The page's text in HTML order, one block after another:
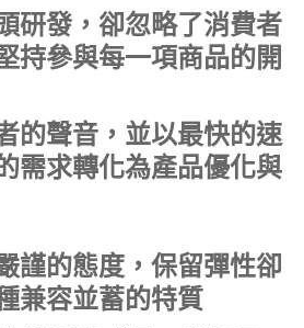
研發，卻忽略了消費者
持參與每一項商品的開
的聲音，並以最快的速
需求轉化為產品優化與
謹的態度，保留彈性卻
兼容並蓄的特質